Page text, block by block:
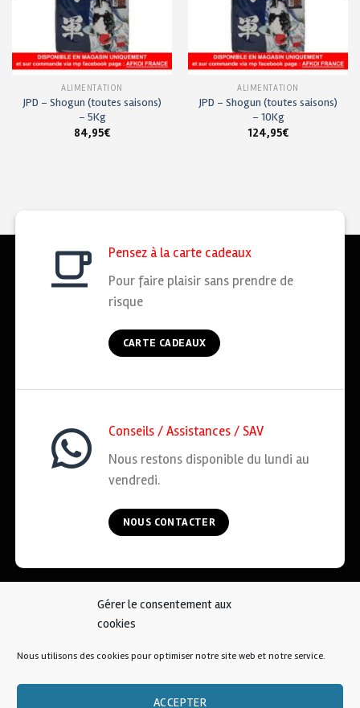
Gérer le consentement aux
cookies
Nous utilisons des cookies pour optimiser notre site web et notre service.
ACCEPTER
ALIMENTATION
JPD – Shogun (toutes saisons)
– 5Kg
84,95€
ALIMENTATION
JPD – Shogun (toutes saisons)
– 10Kg
124,95€
Pensez à la carte cadeaux
Pour faire plaisir sans prendre de
risque
CARTE CADEAUX
Conseils / Assistances / SAV
Nous restons disponible du lundi au
vendredi.
NOUS CONTACTER
COOKIES CGV MENTIONS LÉGALES